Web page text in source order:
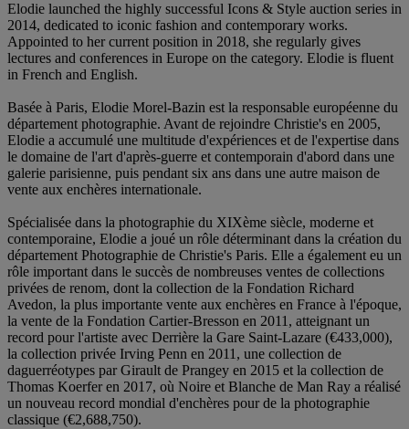
Elodie launched the highly successful Icons & Style auction series in
2014, dedicated to iconic fashion and contemporary works.
Appointed to her current position in 2018, she regularly gives
lectures and conferences in Europe on the category. Elodie is fluent
in French and English.
Basée à Paris, Elodie Morel-Bazin est la responsable européenne du
département photographie. Avant de rejoindre Christie's en 2005,
Elodie a accumulé une multitude d'expériences et de l'expertise dans
le domaine de l'art d'après-guerre et contemporain d'abord dans une
galerie parisienne, puis pendant six ans dans une autre maison de
vente aux enchères internationale.
Spécialisée dans la photographie du XIXème siècle, moderne et
contemporaine, Elodie a joué un rôle déterminant dans la création du
département Photographie de Christie's Paris. Elle a également eu un
rôle important dans le succès de nombreuses ventes de collections
privées de renom, dont la collection de la Fondation Richard
Avedon, la plus importante vente aux enchères en France à l'époque,
la vente de la Fondation Cartier-Bresson en 2011, atteignant un
record pour l'artiste avec Derrière la Gare Saint-Lazare (€433,000),
la collection privée Irving Penn en 2011, une collection de
daguerréotypes par Girault de Prangey en 2015 et la collection de
Thomas Koerfer en 2017, où Noire et Blanche de Man Ray a réalisé
un nouveau record mondial d'enchères pour de la photographie
classique (€2,688,750).